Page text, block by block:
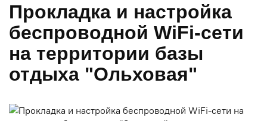
Прокладка и настройка
беспроводной WiFi-сети
на территории базы
отдыха "Ольховая"